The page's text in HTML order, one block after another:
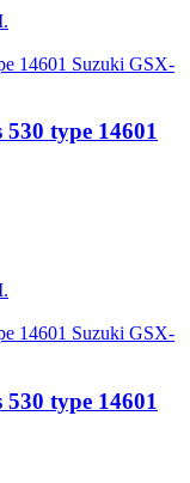
type 14601
type 14601